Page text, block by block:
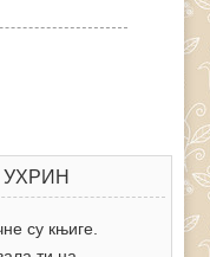
УХРИН
су књиге.